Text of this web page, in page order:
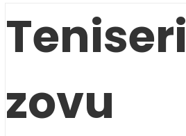
Teniseri
zovu